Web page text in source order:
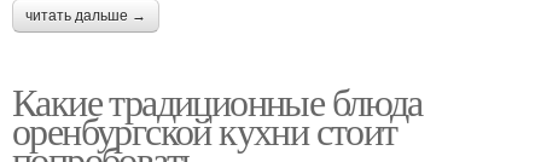
читать дальше →
Какие традиционные блюда
оренбургской кухни стоит